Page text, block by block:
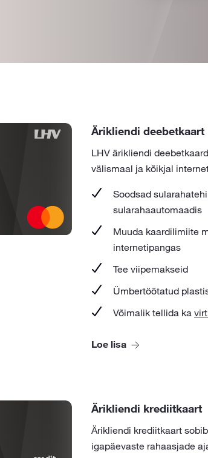
Ärikliendi deebetkaart
LHV ärikliendi
välismaal ja kõikjal
Soodsad
sularahaautomaadis
Muuda kaardilimiite
internetipangas
Tee viipemakseid
Ümbertöötatud
Võimalik tellida ka
Loe lisa
Ärikliendi krediitkaart
Ärikliendi krediitkaart
igapäevaste rahaasjade